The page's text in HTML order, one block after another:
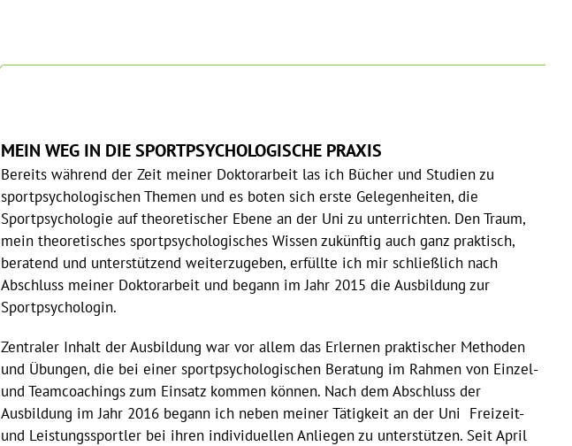
MEIN WEG IN DIE SPORTPSYCHOLOGISCHE PRAXIS
Bereits während der Zeit meiner Doktorarbeit las ich Bücher und Studien zu
sportpsychologischen Themen und es boten sich erste Gelegenheiten, die
Sportpsychologie auf theoretischer Ebene an der Uni zu unterrichten. Den Traum,
mein theoretisches sportpsychologisches Wissen zukünftig auch ganz praktisch,
beratend und unterstützend weiterzugeben, erfüllte ich mir schließlich nach
Abschluss meiner Doktorarbeit und begann im Jahr 2015 die Ausbildung zur
Sportpsychologin.
Zentraler Inhalt der Ausbildung war vor allem das Erlernen praktischer Methoden
und Übungen, die bei einer sportpsychologischen Beratung im Rahmen von Einzel-
und Teamcoachings zum Einsatz kommen können. Nach dem Abschluss der
Ausbildung im Jahr 2016 begann ich neben meiner Tätigkeit an der Uni Freizeit-
und Leistungssportler bei ihren individuellen Anliegen zu unterstützen. Seit April